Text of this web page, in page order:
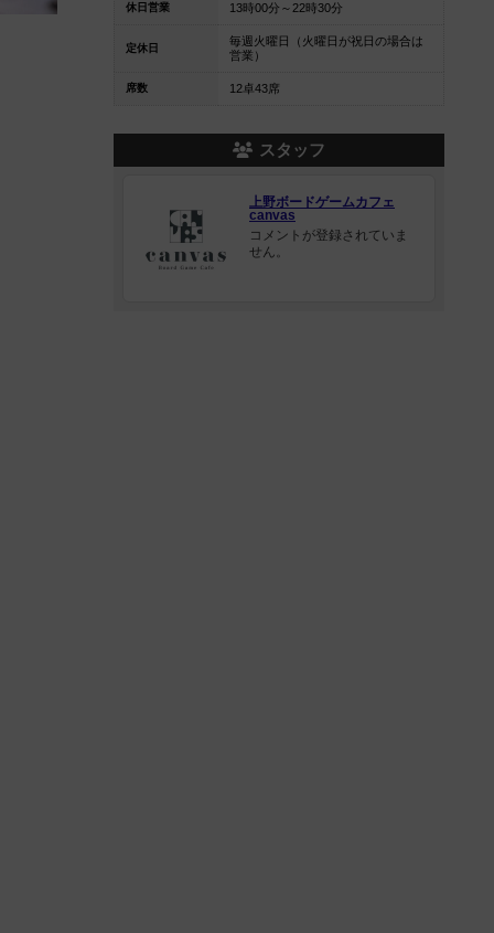
休日営業 13時00分～22時30分
定休日
毎週火曜日（火曜日が祝日の場合は
営業）
席数 12卓43席
スタッフ
上野ボードゲームカフェ
canvas
コメントが登録されていま
せん。